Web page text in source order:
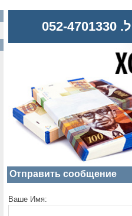
Отправить сообщение
Ваше Имя: